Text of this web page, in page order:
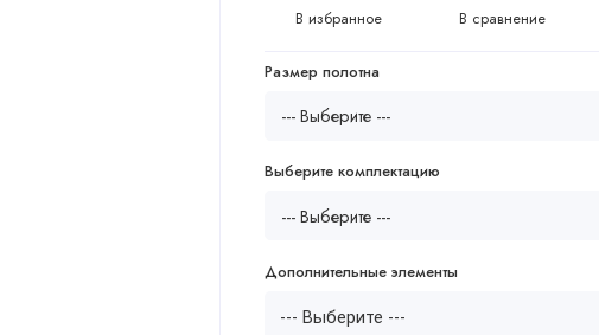
В избранное
В сравнение
Размер полотна
Выберите комплектацию
Дополнительные элементы
--- Выберите ---